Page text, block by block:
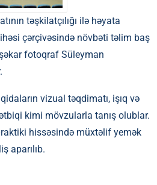
təşkilatçılığı ilə həyata
çərçivəsində növbəti təlim baş
fotoqraf Süleyman
vizual təqdimatı, işıq və
kimi mövzularla tanış olublar.
hissəsində müxtəlif yemək
aparılıb.